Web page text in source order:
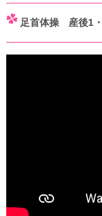
足首体操 産後1